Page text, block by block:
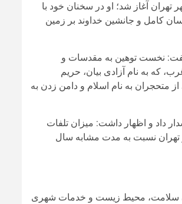
آغاز شد؛ او در سخنان خود با
کامل و جانشین خداوند بر زمین
گفت: نخست توهین به مقدسات و
که به نام آزادی بیان، حریم
متحجران به نام اسلام و دامن زدن به
داد و اظهار داشت: میزان تلفات
تهران نسبت به مدت مشابه سال
سلامت، محیط زیست و خدمات شهری